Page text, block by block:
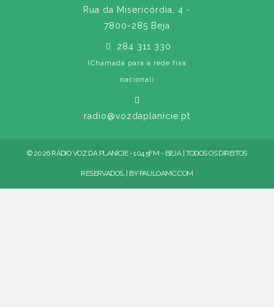
Rua da Misericórdia, 4 -
7800-285 Beja
284 311 330
(Chamada para a rede fixa
nacional)
radio@vozdaplanicie.pt
© 2026 RÁDIO VOZ DA PLANÍCIE - 104.5FM - BEJA | TODOS OS DIREITOS
RESERVADOS. | BY PAULOAMC.COM